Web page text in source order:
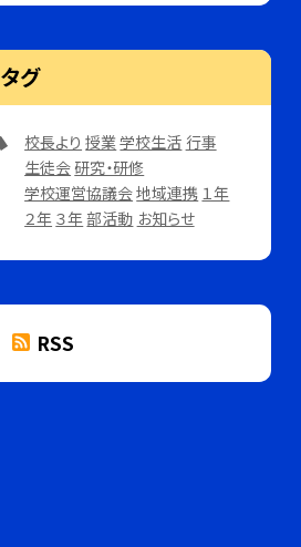
タグ
校長より 授業学校生活 行事
生徒会研究・研修
学校運営協議会地域連携 １年
２年 ３年部活動 お知らせ
RSS